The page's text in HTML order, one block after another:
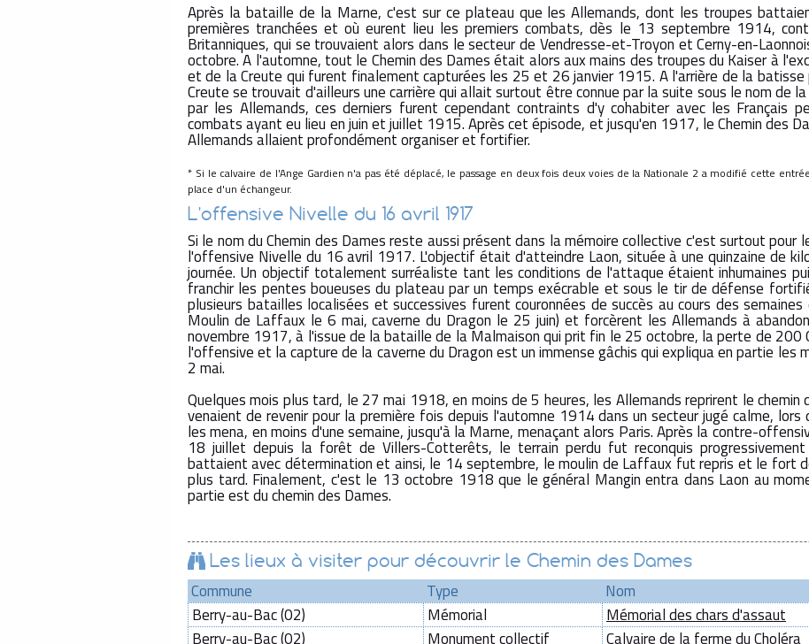
Après la bataille de la Marne, c'est sur ce plateau que les Allemands, dont les troupes
premières tranchées et où eurent lieu les premiers combats, dès le 13 septembre 1914,
Britanniques, qui se trouvaient alors dans le secteur de Vendresse-et-Troyon et Cerny-en-
octobre. A l'automne, tout le Chemin des Dames était alors aux mains des troupes du Kaiser à
et de la Creute qui furent finalement capturées les 25 et 26 janvier 1915. A l'arrière de la
Creute se trouvait d'ailleurs une carrière qui allait surtout être connue par la suite sous le nom de la
par les Allemands, ces derniers furent cependant contraints d'y cohabiter avec les Français
combats ayant eu lieu en juin et juillet 1915. Après cet épisode, et jusqu'en 1917, le Chemin des
Allemands allaient profondément organiser et fortifier.
* Si le calvaire de l'Ange Gardien n'a pas été déplacé, le passage en deux fois deux voies de la Nationale 2 a modifié cette
place d'un échangeur.
L'offensive Nivelle du 16 avril 1917
Si le nom du Chemin des Dames reste aussi présent dans la mémoire collective c'est surtout pour
l'offensive Nivelle du 16 avril 1917. L'objectif était d'atteindre Laon, située à une quinzaine de
journée. Un objectif totalement surréaliste tant les conditions de l'attaque étaient inhumaines
franchir les pentes boueuses du plateau par un temps exécrable et sous le tir de défense
plusieurs batailles localisées et successives furent couronnées de succès au cours des
Moulin de Laffaux le 6 mai, caverne du Dragon le 25 juin) et forcèrent les Allemands à
novembre 1917, à l'issue de la bataille de la Malmaison qui prit fin le 25 octobre, la perte de
l'offensive et la capture de la caverne du Dragon est un immense gâchis qui expliqua en partie les
2 mai.
Quelques mois plus tard, le 27 mai 1918, en moins de 5 heures, les Allemands reprirent le chemin
venaient de revenir pour la première fois depuis l'automne 1914 dans un secteur jugé calme, lors
les mena, en moins d'une semaine, jusqu'à la Marne, menaçant alors Paris. Après la contre-
18 juillet depuis la forêt de Villers-Cotterêts, le terrain perdu fut reconquis
battaient avec détermination et ainsi, le 14 septembre, le moulin de Laffaux fut repris et le fort
plus tard. Finalement, c'est le 13 octobre 1918 que le général Mangin entra dans Laon au
partie est du chemin des Dames.
Les lieux à visiter pour découvrir le Chemin des Dames
Commune Type
Nom
Berry-au-Bac (02)
Mémorial
Mémorial des chars d'assaut
Berry-au-Bac (02)
Monument collectif
Calvaire de la ferme du Choléra